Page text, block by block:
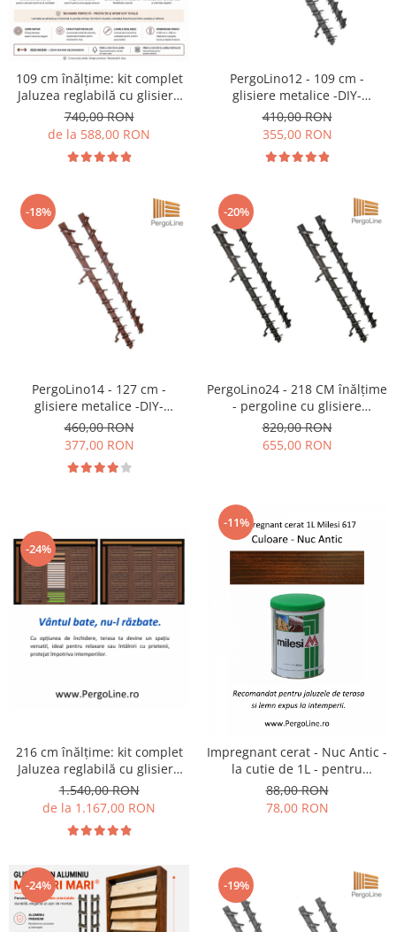
109 cm înălțime: kit complet
Jaluzea reglabilă cu glisiere
metalice PergoLino12 + 12
lamele 100-130 cm din lemn
de pin natur
740,00 RON
de la 588,00 RON
PergoLino12 - 109 cm -
glisiere metalice -DIY-
pergoline pentru 12 lamele -
Jaluzele de terasa
410,00 RON
355,00 RON
-18%
PergoLino14 - 127 cm -
glisiere metalice -DIY-
pergoline pentru 14 lamele -
Jaluzele de terasa
460,00 RON
377,00 RON
-20%
PergoLino24 - 218 CM înălțime
- pergoline cu glisiere
metalice pentru 24 de lamele
orientabile - DIY - Jaluzele de
terasă
820,00 RON
655,00 RON
-24%
216 cm înălțime: kit complet
Jaluzea reglabilă cu glisiere
metalice + 24 lamele 100-130
cm din lemn de pin natur
1.540,00 RON
de la 1.167,00 RON
-11%
Impregnant cerat - Nuc Antic -
la cutie de 1L - pentru
profesionisti
88,00 RON
78,00 RON
-24% -19%